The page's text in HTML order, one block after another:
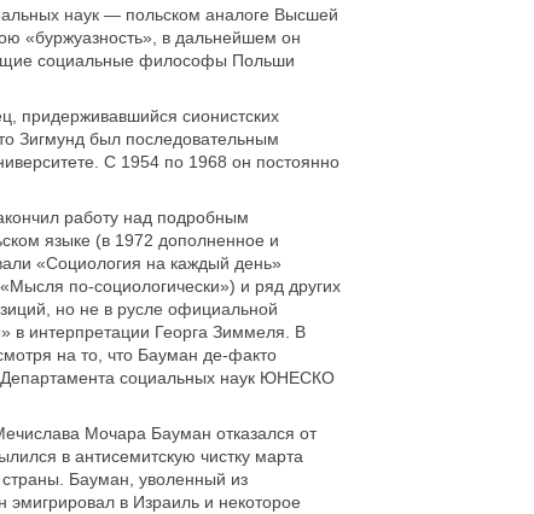
наук — польском аналоге Высшей
«буржуазность», в дальнейшем он
социальные философы Польши
придерживавшийся сионистских
Зигмунд был последовательным
С 1954 по 1968 он постоянно
работу над подробным
языке (в 1972 дополненное и
«Социология на каждый день»
по-социологически») и ряд других
но не в русле официальной
в интерпретации Георга Зиммеля. В
на то, что Бауман де-факто
Департамента социальных наук ЮНЕСКО
Мочара Бауман отказался от
в антисемитскую чистку марта
Бауман, уволенный из
эмигрировал в Израиль и некоторое